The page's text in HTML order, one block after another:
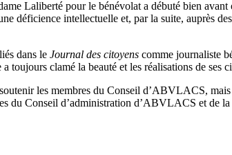
Laliberté pour le bénévolat a débuté bien
déficience intellectuelle et, par la suite, auprès
dans le Journal des citoyens comme journaliste
toujours clamé la beauté et les réalisations de ses
les membres du Conseil d’ABVLACS,
du Conseil d’administration d’ABVLACS et de